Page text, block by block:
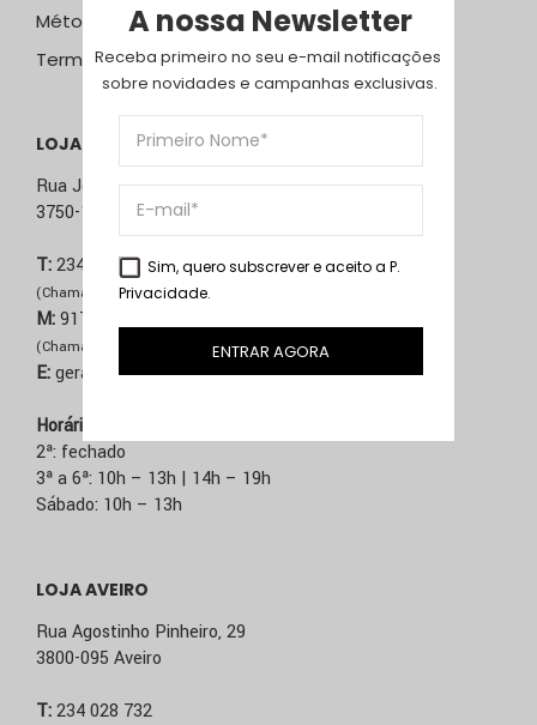
Métodos de Pagamento
Termos & Condições
LOJA ÁGUEDA
Rua José Sucena, 231
3750-157 Águeda
T:234 603 020
(Chamada para rede fixa nacional)
M:917 514 271
(Chamada para rede móvel nacional)
E:geral@comma.pt
Horário
2ª: fechado
3ª a 6ª: 10h – 13h | 14h – 19h
Sábado: 10h – 13h
LOJA AVEIRO
Rua Agostinho Pinheiro, 29
3800-095 Aveiro
T:234 028 732
A nossa Newsletter
Receba primeiro no seu e-mail notificações
sobre novidades e campanhas exclusivas.
Sim, quero subscrever e aceito a P.
Privacidade.
ENTRAR AGORA